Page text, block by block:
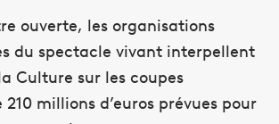
ouverte, les organisations
du spectacle vivant interpellent
Culture sur les coupes
millions d’euros prévues pour